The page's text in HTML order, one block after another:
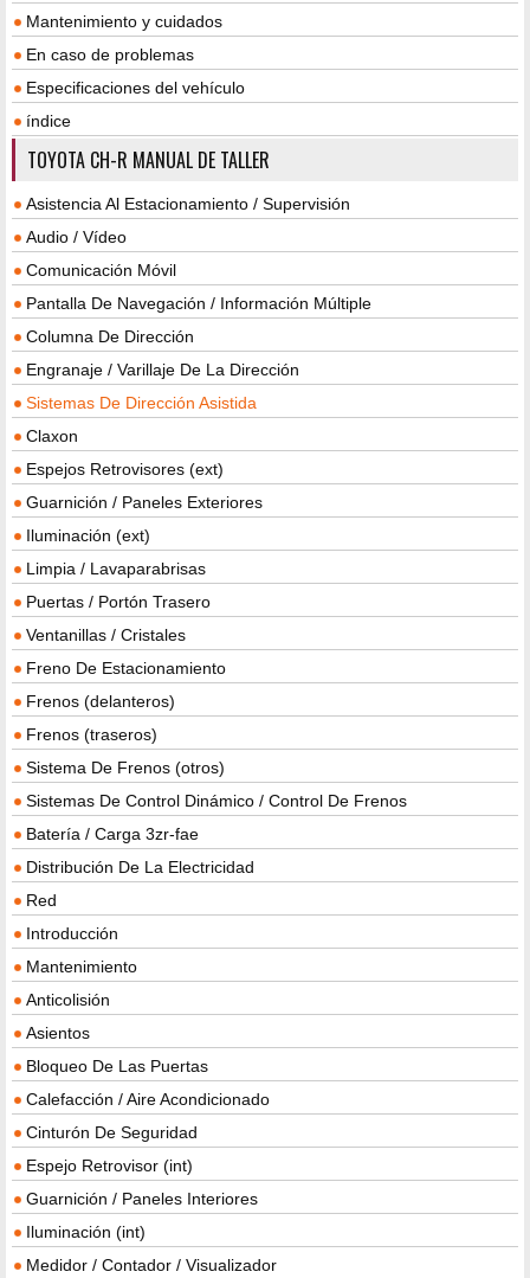
Mantenimiento y cuidados
En caso de problemas
Especificaciones del vehículo
índice
TOYOTA CH-R MANUAL DE TALLER
Asistencia Al Estacionamiento / Supervisión
Audio / Vídeo
Comunicación Móvil
Pantalla De Navegación / Información Múltiple
Columna De Dirección
Engranaje / Varillaje De La Dirección
Sistemas De Dirección Asistida
Claxon
Espejos Retrovisores (ext)
Guarnición / Paneles Exteriores
Iluminación (ext)
Limpia / Lavaparabrisas
Puertas / Portón Trasero
Ventanillas / Cristales
Freno De Estacionamiento
Frenos (delanteros)
Frenos (traseros)
Sistema De Frenos (otros)
Sistemas De Control Dinámico / Control De Frenos
Batería / Carga 3zr-fae
Distribución De La Electricidad
Red
Introducción
Mantenimiento
Anticolisión
Asientos
Bloqueo De Las Puertas
Calefacción / Aire Acondicionado
Cinturón De Seguridad
Espejo Retrovisor (int)
Guarnición / Paneles Interiores
Iluminación (int)
Medidor / Contador / Visualizador